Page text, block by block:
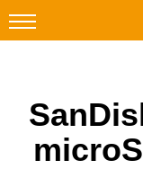
Facebook
科技焦點